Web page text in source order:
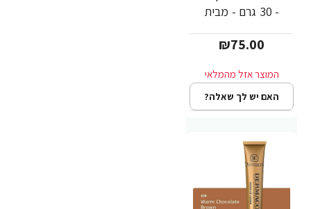
- 30 גרם - מבית
₪75.00
האם יש לך שאלה?